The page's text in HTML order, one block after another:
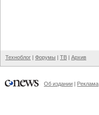
Техноблог | Форумы | ТВ | Архив
Об издании | Реклама